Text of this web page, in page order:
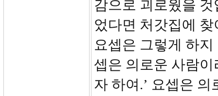
감으로 괴로웠을
었다면 처갓집에
요셉은 그렇게 하
셉은 의로운 사람
자 하여.’ 요셉은